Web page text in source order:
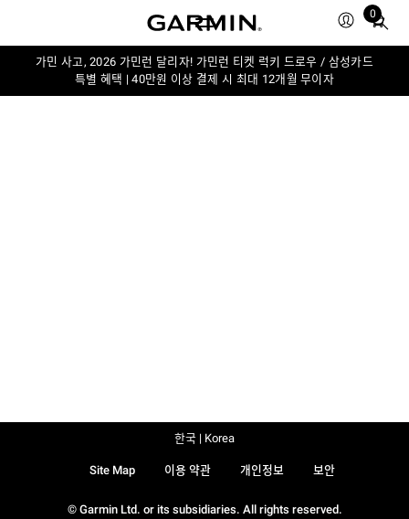
0
Total
in
가민 사고, 2026 가민런 달리자! 가민런 티켓 럭키 드로우 / 삼성카드
특별 혜택 | 40만원 이상 결제 시 최대 12개월 무이자
© Garmin Ltd. or its subsidiaries. All rights reserved.
Site Map 이용 약관 개인정보 보안
한국 | Korea